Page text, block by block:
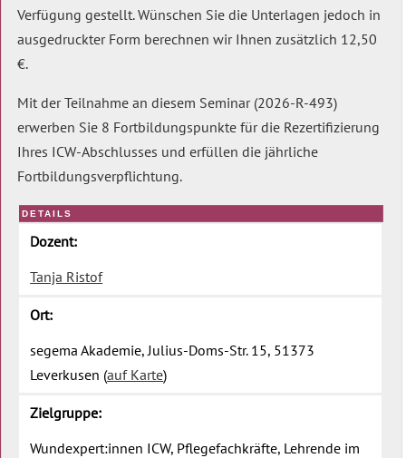
Verfügung gestellt. Wünschen Sie die Unterlagen jedoch in
ausgedruckter Form berechnen wir Ihnen zusätzlich 12,50
€.
Mit der Teilnahme an diesem Seminar (2026-R-493)
erwerben Sie 8 Fortbildungspunkte für die Rezertifizierung
Ihres ICW-Abschlusses und erfüllen die jährliche
Fortbildungsverpflichtung.
DETAILS
Dozent:
Tanja Ristof
Ort:
segema Akademie, Julius-Doms-Str. 15, 51373
Leverkusen (auf Karte)
Zielgruppe:
Wundexpert:innen ICW, Pflegefachkräfte, Lehrende im